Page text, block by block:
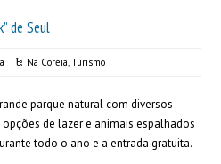
de Seul
Na Coreia,Turismo
parque natural com diversos
de lazer e animais espalhados
todo o ano e a entrada gratuita.